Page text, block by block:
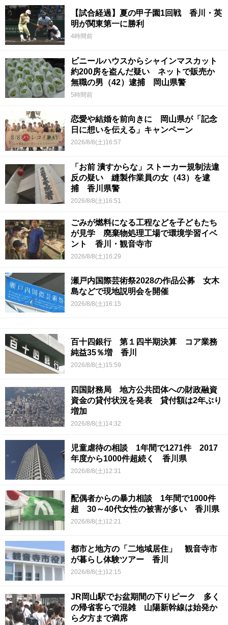
【試合経過】夏の甲子園1回戦 香川・英
明が関東第一に勝利
4時間前
ビニールハウスからシャインマスカット
約200房を盗んだ疑い ネットで販売か
無職の男（42）逮捕 岡山県警
5時間前
恋愛や結婚を前向きに 岡山県が「記念
日に想いを伝える」キャンペーン
2026/8/8(土)16:57
「お前 潰すからな」ストーカー規制法違
反の疑い 縫製作業員の女（43）を逮
捕 香川県警
2026/8/8(土)16:51
ごみが燃料になる工程などを子どもたち
が見学 廃棄物処理工場で環境学習イベ
ント 香川・観音寺市
2026/8/8(土)16:29
瀬戸内国際芸術祭2028の作品公募 女木
島などで現地説明会を開催
2026/8/8(土)16:15
百十四銀行 第１四半期決算 コア業務
純益35％増 香川
2026/8/8(土)15:59
四国財務局 地方公共団体への財政融資
資金の貸付状況を発表 貸付額は2年ぶり
増加
2026/8/8(土)14:32
児童虐待の相談 1年間で1271件 2017
年度から1000件超続く 香川県
2026/8/8(土)12:31
配偶者からの暴力相談 1年間で1000件
超 30～40代女性の被害が多い 香川県
2026/8/8(土)12:21
都市と地方の「二地域居住」 観音寺市
が暮らし体験ツアー 香川
2026/8/8(土)12:15
JR岡山駅でお盆期間の下りピーク 多く
の帰省客らで混雑 山陽新幹線は始発か
ら夕方まで満席